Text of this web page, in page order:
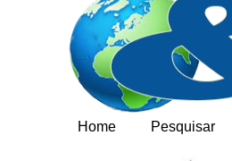
Home Pesquisar